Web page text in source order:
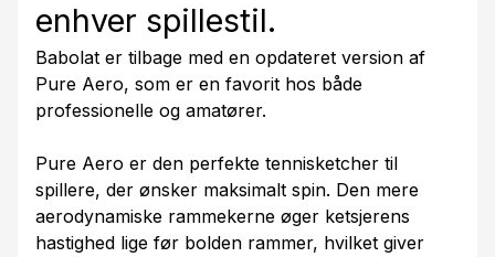
enhver spillestil.
Babolat er tilbage med en opdateret version af
Pure Aero, som er en favorit hos både
professionelle og amatører.
Pure Aero er den perfekte tennisketcher til
spillere, der ønsker maksimalt spin. Den mere
aerodynamiske rammekerne øger ketsjerens
hastighed lige før bolden rammer, hvilket giver